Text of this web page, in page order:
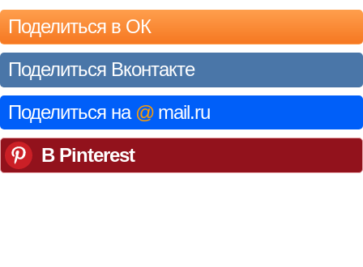
Поделиться в ОК
Поделиться Вконтакте
Поделиться на @ mail.ru
В Pinterest